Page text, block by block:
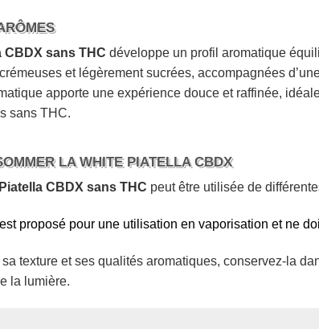
CBDX sans THC développe un profil aromatique
et légèrement sucrées, accompagnées
apporte une expérience douce et raffinée,
sans THC.
LA WHITE PIATELLA CBDX
CBDX sans THC peut être utilisée de
proposé pour une utilisation en vaporisation et ne
texture et ses qualités aromatiques, conservez-la
la lumière.